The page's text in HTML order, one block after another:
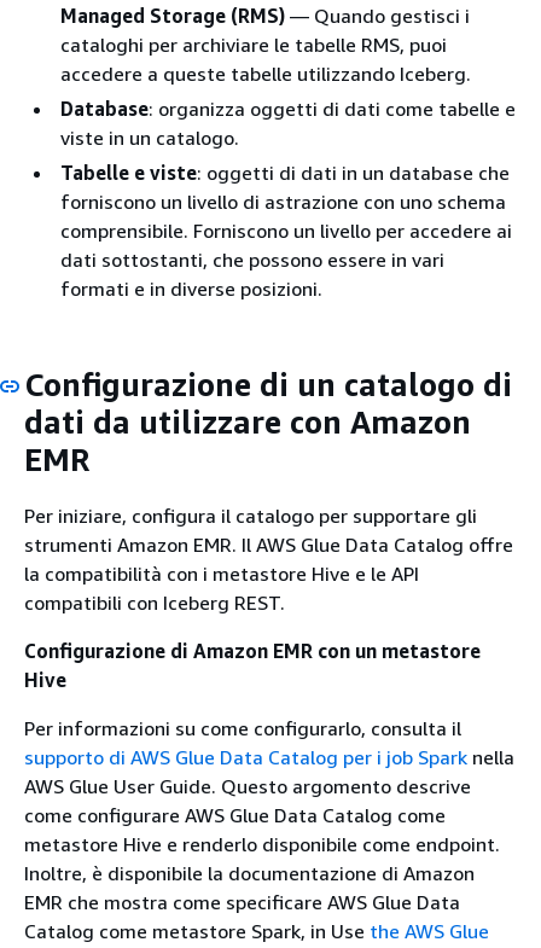
Managed Storage (RMS) — Quando gestisci i
cataloghi per archiviare le tabelle RMS, puoi
accedere a queste tabelle utilizzando Iceberg.
Database: organizza oggetti di dati come tabelle e
viste in un catalogo.
Tabelle e viste: oggetti di dati in un database che
forniscono un livello di astrazione con uno schema
comprensibile. Forniscono un livello per accedere ai
dati sottostanti, che possono essere in vari
formati e in diverse posizioni.
Configurazione di un catalogo di
dati da utilizzare con Amazon
EMR
Per iniziare, configura il catalogo per supportare gli
strumenti Amazon EMR. Il AWS Glue Data Catalog offre
la compatibilità con i metastore Hive e le API
compatibili con Iceberg REST.
Configurazione di Amazon EMR con un metastore
Hive
Per informazioni su come configurarlo, consulta il
supporto di AWS Glue Data Catalog per i job Spark nella
AWS Glue User Guide. Questo argomento descrive
come configurare AWS Glue Data Catalog come
metastore Hive e renderlo disponibile come endpoint.
Inoltre, è disponibile la documentazione di Amazon
EMR che mostra come specificare AWS Glue Data
Catalog come metastore Spark, in Use the AWS Glue